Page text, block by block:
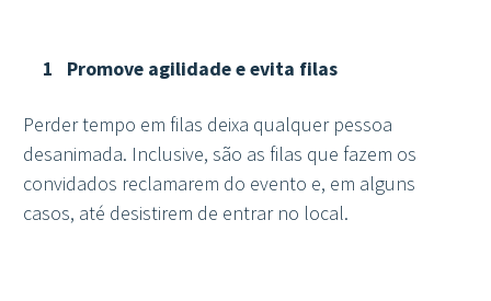
Promove agilidade e evita filas
Perder tempo em filas deixa qualquer pessoa
desanimada. Inclusive, são as filas que fazem os
convidados reclamarem do evento e, em alguns
casos, até desistirem de entrar no local.